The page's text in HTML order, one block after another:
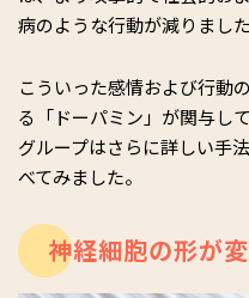
病のような行動が減りました
こういった感情および行動
る「ドーパミン」が関与し
グループはさらに詳しい手
べてみました。
神経細胞の形が